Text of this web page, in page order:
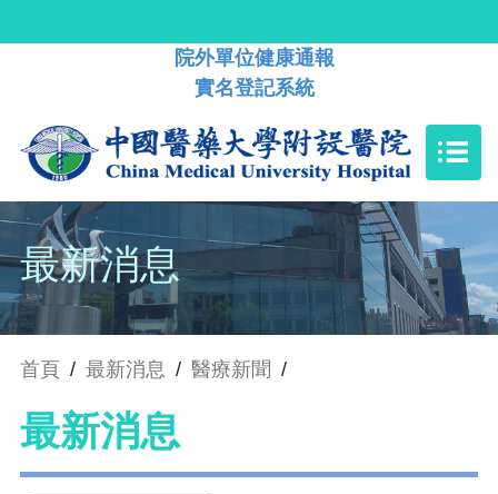
院外單位健康通報
實名登記系統
最新消息
首頁 / 最新消息 / 醫療新聞 /
最新消息